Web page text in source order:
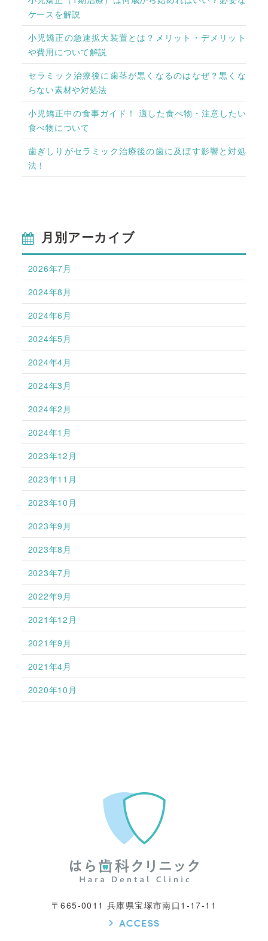
ケースを解説
小児矯正の急速拡大装置とは？メリット・デメリット
や費用について解説
セラミック治療後に歯茎が黒くなるのはなぜ？黒くな
らない素材や対処法
小児矯正中の食事ガイド！ 適した食べ物・注意したい
食べ物について
歯ぎしりがセラミック治療後の歯に及ぼす影響と対処
法！
月別アーカイブ
2026年7月
2024年8月
2024年6月
2024年5月
2024年4月
2024年3月
2024年2月
2024年1月
2023年12月
2023年11月
2023年10月
2023年9月
2023年8月
2023年7月
2022年9月
2021年12月
2021年9月
2021年4月
2020年10月
〒665-0011 兵庫県宝塚市南口1-17-11